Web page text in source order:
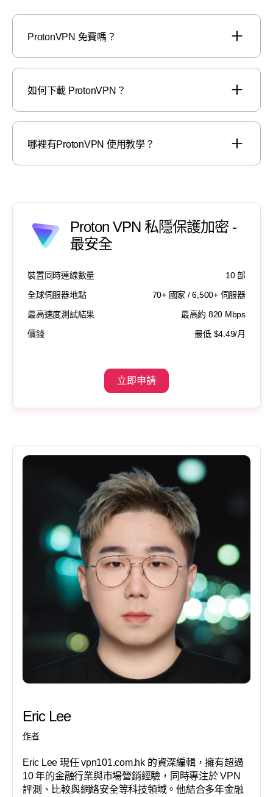
ProtonVPN 免費嗎？
如何下載 ProtonVPN？
哪裡有ProtonVPN 使用教學？
Proton VPN 私隱保護加密 -
最安全
裝置同時連線數量
10 部
全球伺服器地點
70+ 國家 / 6,500+ 伺服器
最高速度測試結果
最高約 820 Mbps
價錢
最低 $4.49/月
立即申請
Eric Lee
作者
Eric Lee 現任 vpn101.com.hk 的資深編輯，擁有超過
10 年的金融行業與市場營銷經驗，同時專注於 VPN
評測、比較與網絡安全等科技領域。他結合多年金融